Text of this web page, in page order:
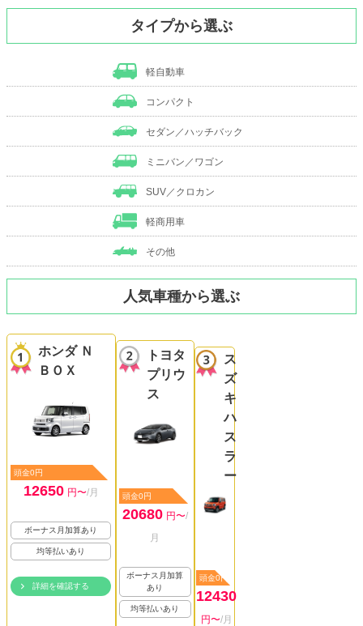
タイプから選ぶ
軽自動車
コンパクト
セダン／ハッチバック
ミニバン／ワゴン
SUV／クロカン
軽商用車
その他
人気車種から選ぶ
ホンダ Ｎ
ＢＯＸ
頭金0円
12650 円〜/月
ボーナス月加算あり
均等払いあり
詳細を確認する
トヨタ
プリウ
ス
頭金0円
20680 円〜/
月
ボーナス月加算
あり
均等払いあり
ス
ズ
キ
ハ
ス
ラ
ー
頭金0円
12430
円〜/月